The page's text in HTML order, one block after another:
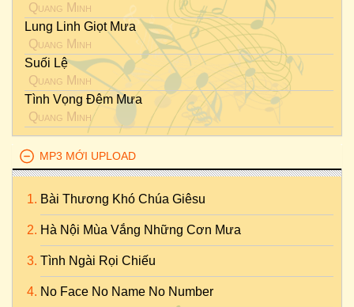
Quang Minh
Lung Linh Giọt Mưa
Quang Minh
Suối Lệ
Quang Minh
Tình Vọng Đêm Mưa
Quang Minh
MP3 MỚI UPLOAD
Bài Thương Khó Chúa Giêsu
Hà Nội Mùa Vắng Những Cơn Mưa
Tình Ngài Rọi Chiếu
No Face No Name No Number